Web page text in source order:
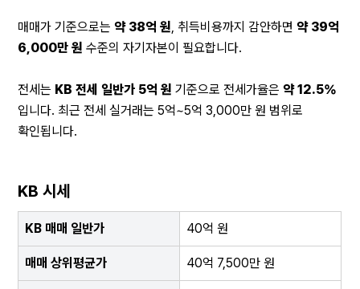
매매가 기준으로는 약 38억 원, 취득비용까지 감안하면 약 39억
6,000만 원 수준의 자기자본이 필요합니다.
전세는 KB 전세 일반가 5억 원 기준으로 전세가율은 약 12.5%
입니다. 최근 전세 실거래는 5억~5억 3,000만 원 범위로
확인됩니다.
KB 시세
KB 매매 일반가 40억 원
매매 상위평균가 40억 7,500만 원